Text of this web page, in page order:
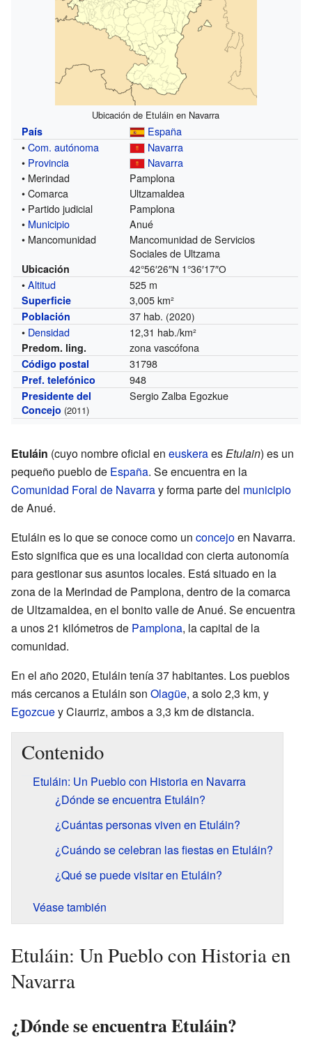
Ubicación de Etuláin en Navarra
País
España
•Com. autónoma
Navarra
• Provincia
Navarra
• Merindad
Pamplona
• Comarca
Ultzamaldea
• Partido judicial
Pamplona
• Municipio
Anué
• Mancomunidad
Mancomunidad de Servicios
Sociales de Ultzama
Ubicación 42°56′26″N 1°36′17″O
•Altitud 525 m
Superficie 3,005 km²
Población 37 hab. (2020)
• Densidad 12,31 hab./km²
Predom. ling. zona vascófona
Código postal 31798
Pref. telefónico 948
Presidente del
Concejo (2011)
Sergio Zalba Egozkue
Etuláin (cuyo nombre oficial en euskeraesEtulain) es un
pequeño pueblo de España. Se encuentra en la
Comunidad Foral de Navarray forma parte del municipio
de Anué.
Etuláin es lo que se conoce como un concejoen Navarra.
Esto significa que es una localidad con cierta autonomía
para gestionar sus asuntos locales. Está situado en la
zona de la Merindad de Pamplona, dentro de la comarca
de Ultzamaldea, en el bonito valle de Anué. Se encuentra
a unos 21 kilómetros de Pamplona, la capital de la
comunidad.
En el año 2020, Etuláin tenía 37 habitantes. Los pueblos
más cercanos a Etuláin son Olagüe, a solo 2,3 km, y
Egozcuey Ciaurriz, ambos a 3,3 km de distancia.
Contenido
Etuláin: Un Pueblo con Historia en Navarra
¿Dónde se encuentra Etuláin?
¿Cuántas personas viven en Etuláin?
¿Cuándo se celebran las fiestas en Etuláin?
¿Qué se puede visitar en Etuláin?
Véase también
Etuláin: Un Pueblo con Historia en
Navarra
¿Dónde se encuentra Etuláin?